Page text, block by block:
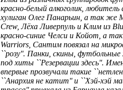
красно-белый алкоголик,
хулиган Олег Панарьин, а так же
Crew, Лёха Ливерпуль и Клим из
красно-синие Челси и Койот, а
Warriors, Сантим повязал на
``розу''. Панки, скины, футбольные
под хиты ``Резервации здесь''.
впервые прозвучали такие
``Анархия не катит'' и ``Хэй-хэй